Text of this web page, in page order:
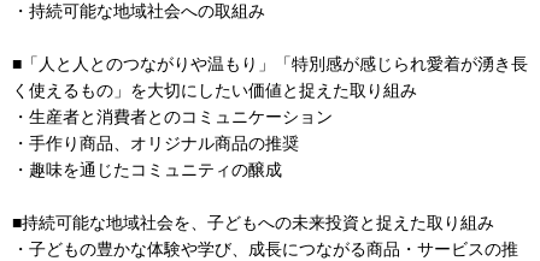
・持続可能な地域社会への取組み
■「人と人とのつながりや温もり」「特別感が感じられ愛着が湧き長
く使えるもの」を大切にしたい価値と捉えた取り組み
・生産者と消費者とのコミュニケーション
・手作り商品、オリジナル商品の推奨
・趣味を通じたコミュニティの醸成
■持続可能な地域社会を、子どもへの未来投資と捉えた取り組み
・子どもの豊かな体験や学び、成長につながる商品・サービスの推